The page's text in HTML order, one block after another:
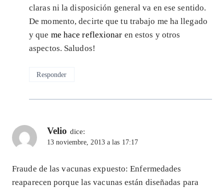
claras ni la disposición general va en ese sentido.
De momento, decirte que tu trabajo me ha llegado
y que me hace reflexionar en estos y otros
aspectos. Saludos!
Responder
Velio dice:
13 noviembre, 2013 a las 17:17
Fraude de las vacunas expuesto: Enfermedades
reaparecen porque las vacunas están diseñadas para